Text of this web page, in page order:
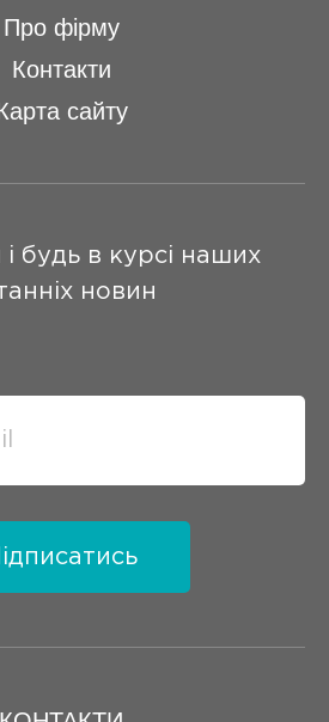
Про фірму
Контакти
сайту
і будь в курсі наших
новин